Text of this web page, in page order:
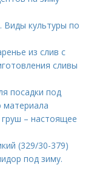
Виды культуры по
из слив с
сливы
посадки под
материала
– настоящее
(329/30-379)
под зиму.